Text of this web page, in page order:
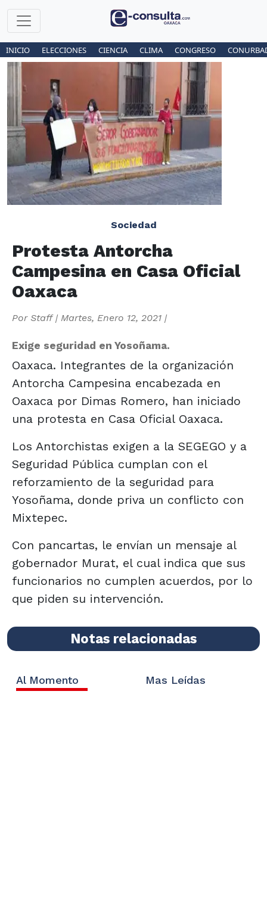
INICIO ELECCIONES CIENCIA CLIMA CONGRESO
Sociedad
Protesta Antorcha
Campesina en Casa Oficial
Oaxaca
Por Staff| Martes, Enero 12, 2021 |
Exige seguridad en Yosoñama.
Oaxaca. Integrantes de la organización
Antorcha Campesina encabezada en
Oaxaca por Dimas Romero, han iniciado
una protesta en Casa Oficial Oaxaca.
Los Antorchistas exigen a la SEGEGO y a
Seguridad Pública cumplan con el
reforzamiento de la seguridad para
Yosoñama, donde priva un conflicto con
Mixtepec.
Con pancartas, le envían un mensaje al
gobernador Murat, el cual indica que sus
funcionarios no cumplen acuerdos, por lo
que piden su intervención.
Notas relacionadas
Al Momento Mas Leídas